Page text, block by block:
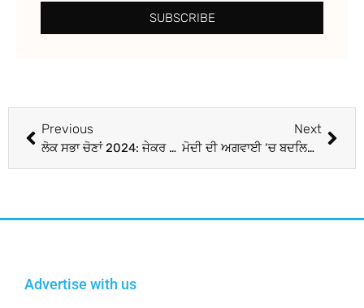
SUBSCRIBE
Previous
ਲੋਕ ਸਭਾ ਚੋਣਾਂ 2024: ਜੇਕਰ ਦਿੱਲੀ ‘ਚ ‘ਆਪ’-ਕਾਂਗਰਸ ਦਾ ਗਠਜੋੜ ਹੁੰਦਾ ਹੈ ਤਾਂ ਇਹ ਹੋਵੇਗਾ ਸੀਟਾਂ ਦੀ ਵੰਡ ਦਾ ਫਾਰਮੂਲਾ
Next
ਮੋਦੀ ਦੀ ਅਗਵਾਈ ‘ਚ ਬਦਲਿਆ ਭਾਰਤ, ਮਜ਼ਬੂਤ ​​ਹੋ ਕੇ ਉੱਭਰਿਆ; ਚੀਨ ਨੇ ਵੀ ਦੇਸ਼ ਦੀ ਕੂਟਨੀਤੀ ਅਤੇ ਆਰਥਿਕਤਾ ਨੂੰ ਮਜ਼ਬੂਤ ​​ਕਰਨ ਦੀ ਮੰਨੀ ਗੱਲ
Advertise with us